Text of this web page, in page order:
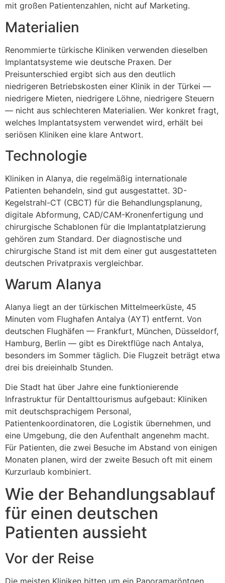
mit großen Patientenzahlen, nicht auf Marketing.
Materialien
Renommierte türkische Kliniken verwenden dieselben
Implantatsysteme wie deutsche Praxen. Der
Preisunterschied ergibt sich aus den deutlich
niedrigeren Betriebskosten einer Klinik in der Türkei —
niedrigere Mieten, niedrigere Löhne, niedrigere Steuern
— nicht aus schlechteren Materialien. Wer konkret fragt,
welches Implantatsystem verwendet wird, erhält bei
seriösen Kliniken eine klare Antwort.
Technologie
Kliniken in Alanya, die regelmäßig internationale
Patienten behandeln, sind gut ausgestattet. 3D-
Kegelstrahl-CT (CBCT) für die Behandlungsplanung,
digitale Abformung, CAD/CAM-Kronenfertigung und
chirurgische Schablonen für die Implantatplatzierung
gehören zum Standard. Der diagnostische und
chirurgische Stand ist mit dem einer gut ausgestatteten
deutschen Privatpraxis vergleichbar.
Warum Alanya
Alanya liegt an der türkischen Mittelmeerküste, 45
Minuten vom Flughafen Antalya (AYT) entfernt. Von
deutschen Flughäfen — Frankfurt, München, Düsseldorf,
Hamburg, Berlin — gibt es Direktflüge nach Antalya,
besonders im Sommer täglich. Die Flugzeit beträgt etwa
drei bis dreieinhalb Stunden.
Die Stadt hat über Jahre eine funktionierende
Infrastruktur für Dentalttourismus aufgebaut: Kliniken
mit deutschsprachigem Personal,
Patientenkoordinatoren, die Logistik übernehmen, und
eine Umgebung, die den Aufenthalt angenehm macht.
Für Patienten, die zwei Besuche im Abstand von einigen
Monaten planen, wird der zweite Besuch oft mit einem
Kurzurlaub kombiniert.
Wie der Behandlungsablauf
für einen deutschen
Patienten aussieht
Vor der Reise